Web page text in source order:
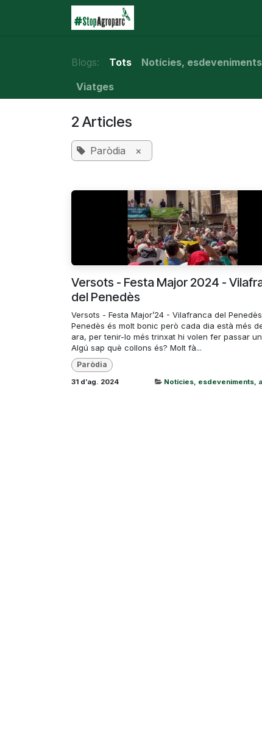
Blogs: Tots Notícies,
Viatges
2 Articles
Paròdia ×
Versots - Festa Major 2024 -
del Penedès
Versots - Festa Major’24 - Vilafranca del Penedès
Penedès és molt bonic però cada dia està més
ara, per tenir-lo més trinxat hi volen fer passar
Algú sap què collons és? Molt fà...
Paròdia
31 d’ag. 2024 Notícies, esdeveniments,